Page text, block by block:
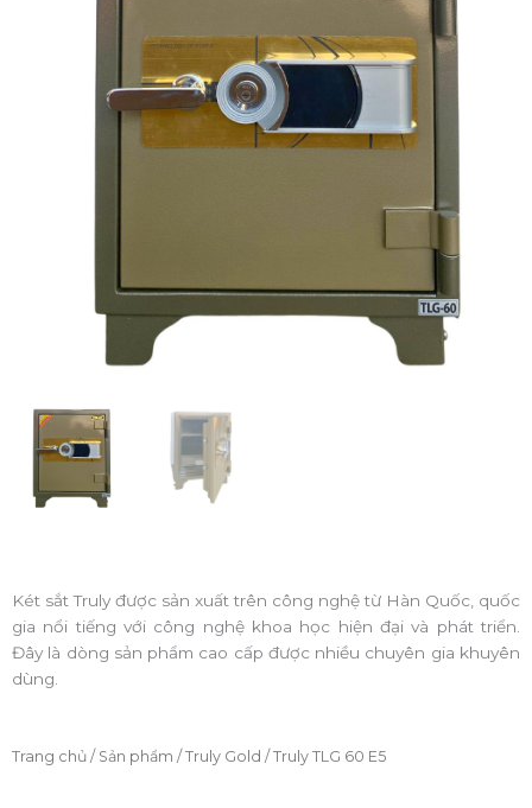
Két sắt Truly được sản xuất trên công nghệ từ Hàn Quốc, quốc
gia nổi tiếng với công nghệ khoa học hiện đại và phát triển.
Đây là dòng sản phẩm cao cấp được nhiều chuyên gia khuyên
dùng.
Trang chủ / Sản phẩm / Truly Gold / Truly TLG 60 E5